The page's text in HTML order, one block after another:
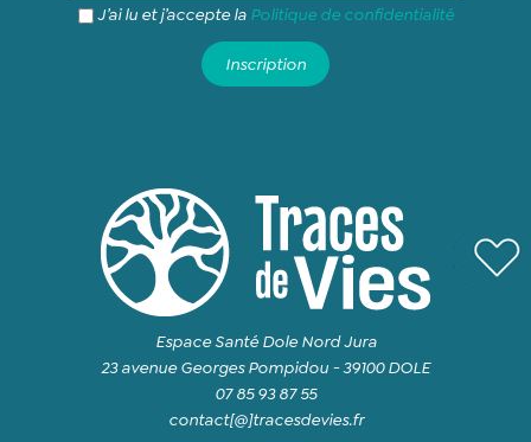
J’ai lu et j’accepte la Politique de confidentialité
Espace Santé Dole Nord Jura
23 avenue Georges Pompidou - 39100 DOLE
07 85 93 87 55
contact[@]tracesdevies.fr